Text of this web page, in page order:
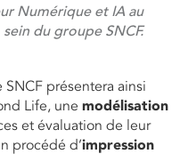
Numérique et IA au
sein du groupe SNCF.
SNCF présentera ainsi
Life, une modélisation
et évaluation de leur
procédé d’impression